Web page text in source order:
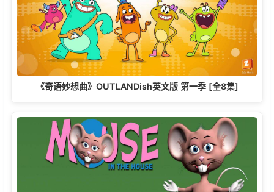
《奇语妙想曲》OUTLANDish英文版 第一季 [全8集]